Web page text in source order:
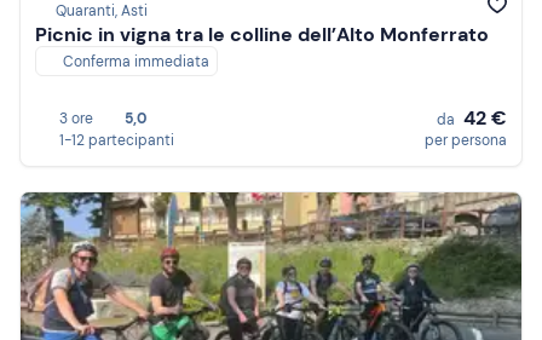
Quaranti, Asti
Picnic in vigna tra le colline dell’Alto Monferrato
Conferma immediata
3 ore
5,0
1-12 partecipanti
da 42 €
per persona